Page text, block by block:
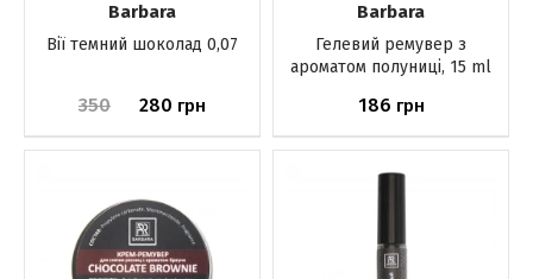
Barbara
Вії темний шоколад 0,07
350 280 грн
Barbara
Гелевий ремувер з
ароматом полуниці, 15 ml
186 грн